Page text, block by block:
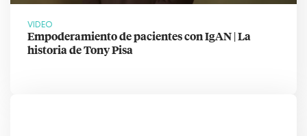
VIDEO
Empoderamiento de pacientes con IgAN | La
historia de Tony Pisa